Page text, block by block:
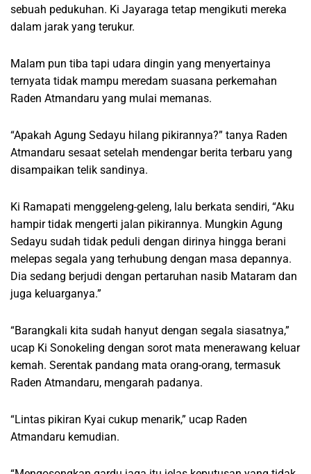
sebuah pedukuhan. Ki Jayaraga tetap mengikuti mereka
dalam jarak yang terukur.
Malam pun tiba tapi udara dingin yang menyertainya
ternyata tidak mampu meredam suasana perkemahan
Raden Atmandaru yang mulai memanas.
“Apakah Agung Sedayu hilang pikirannya?” tanya Raden
Atmandaru sesaat setelah mendengar berita terbaru yang
disampaikan telik sandinya.
Ki Ramapati menggeleng-geleng, lalu berkata sendiri, “Aku
hampir tidak mengerti jalan pikirannya. Mungkin Agung
Sedayu sudah tidak peduli dengan dirinya hingga berani
melepas segala yang terhubung dengan masa depannya.
Dia sedang berjudi dengan pertaruhan nasib Mataram dan
juga keluarganya.”
“Barangkali kita sudah hanyut dengan segala siasatnya,”
ucap Ki Sonokeling dengan sorot mata menerawang keluar
kemah. Serentak pandang mata orang-orang, termasuk
Raden Atmandaru, mengarah padanya.
“Lintas pikiran Kyai cukup menarik,” ucap Raden
Atmandaru kemudian.